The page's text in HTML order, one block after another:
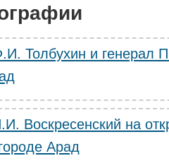
Толбухин и генерал
Воскресенский на
Арад